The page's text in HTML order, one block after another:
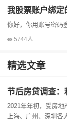
你好，你用账号密码
5744人
精选文章
2021年年初，受房地
上海、广州、深圳